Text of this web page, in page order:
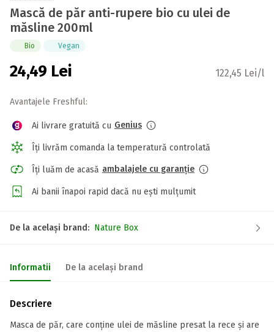
Mască de păr anti-rupere bio cu ulei de
măsline 200ml
Bio Vegan
24,49 Lei 122,45 Lei/l
Avantajele Freshful:
Ai livrare gratuită cu Genius
Îți livrăm comanda la temperatură controlată
Îți luăm de acasă ambalajele cu garanție
Ai banii înapoi rapid dacă nu ești mulțumit
De la același brand: Nature Box
Informatii De la același brand
Descriere
Masca de păr, care conține ulei de măsline presat la rece și are